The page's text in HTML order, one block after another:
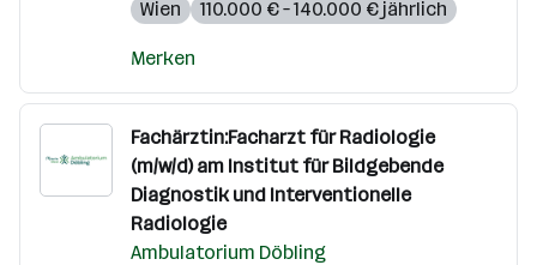
Wien
110.000 € – 140.000 € jährlich
Merken
Fachärztin:Facharzt für Radiologie
(m/w/d) am Institut für Bildgebende
Diagnostik und Interventionelle
Radiologie
Ambulatorium Döbling